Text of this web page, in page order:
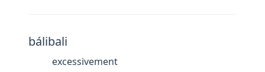
bálibali
excessivement